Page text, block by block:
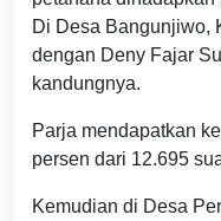
Di Desa Bangunjiwo,
dengan Deny Fajar
kandungnya.
Parja mendapatkan
persen dari 12.695
Kemudian di Desa